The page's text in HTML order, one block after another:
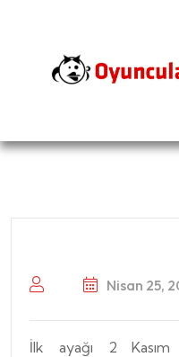
Nisan 25,
İlk ayağı 2 Kasım